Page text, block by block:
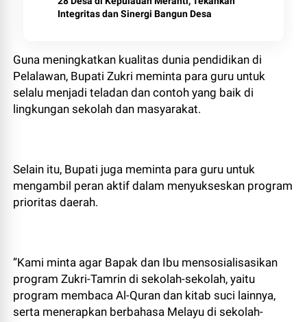
Integritas dan Sinergi Bangun Desa
​Guna meningkatkan kualitas dunia pendidikan di
Pelalawan, Bupati Zukri meminta para guru untuk
selalu menjadi teladan dan contoh yang baik di
lingkungan sekolah dan masyarakat.
​Selain itu, Bupati juga meminta para guru untuk
mengambil peran aktif dalam menyukseskan program
prioritas daerah.
​”Kami minta agar Bapak dan Ibu mensosialisasikan
program Zukri-Tamrin di sekolah-sekolah, yaitu
program membaca Al-Quran dan kitab suci lainnya,
serta menerapkan berbahasa Melayu di sekolah-